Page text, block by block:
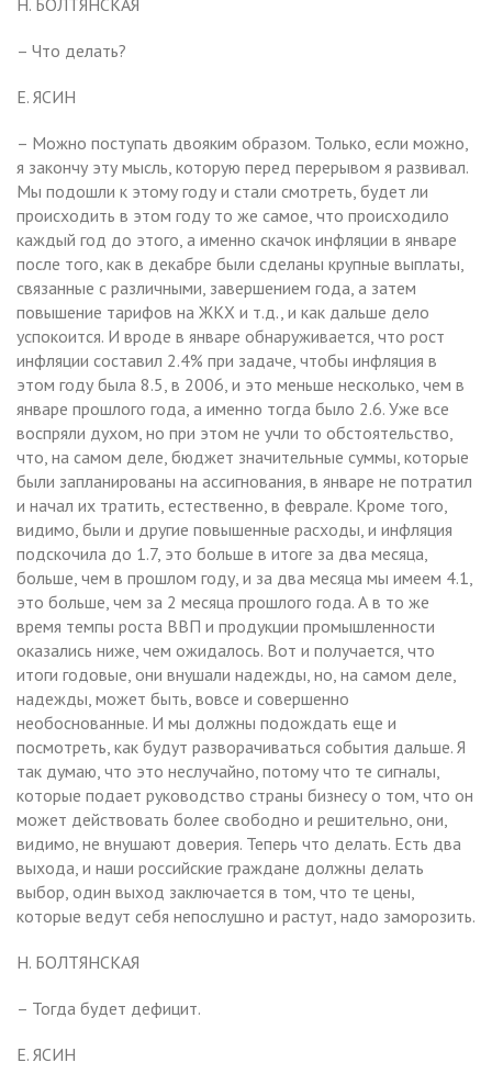
– Что делать?
Е. ЯСИН
– Можно поступать двояким образом. Только, если можно,
я закончу эту мысль, которую перед перерывом я развивал.
Мы подошли к этому году и стали смотреть, будет ли
происходить в этом году то же самое, что происходило
каждый год до этого, а именно скачок инфляции в январе
после того, как в декабре были сделаны крупные выплаты,
связанные с различными, завершением года, а затем
повышение тарифов на ЖКХ и т.д., и как дальше дело
успокоится. И вроде в январе обнаруживается, что рост
инфляции составил 2.4% при задаче, чтобы инфляция в
этом году была 8.5, в 2006, и это меньше несколько, чем в
январе прошлого года, а именно тогда было 2.6. Уже все
воспряли духом, но при этом не учли то обстоятельство,
что, на самом деле, бюджет значительные суммы, которые
были запланированы на ассигнования, в январе не потратил
и начал их тратить, естественно, в феврале. Кроме того,
видимо, были и другие повышенные расходы, и инфляция
подскочила до 1.7, это больше в итоге за два месяца,
больше, чем в прошлом году, и за два месяца мы имеем 4.1,
это больше, чем за 2 месяца прошлого года. А в то же
время темпы роста ВВП и продукции промышленности
оказались ниже, чем ожидалось. Вот и получается, что
итоги годовые, они внушали надежды, но, на самом деле,
надежды, может быть, вовсе и совершенно
необоснованные. И мы должны подождать еще и
посмотреть, как будут разворачиваться события дальше. Я
так думаю, что это неслучайно, потому что те сигналы,
которые подает руководство страны бизнесу о том, что он
может действовать более свободно и решительно, они,
видимо, не внушают доверия. Теперь что делать. Есть два
выхода, и наши российские граждане должны делать
выбор, один выход заключается в том, что те цены,
которые ведут себя непослушно и растут, надо заморозить.
Н. БОЛТЯНСКАЯ
– Тогда будет дефицит.
Е. ЯСИН